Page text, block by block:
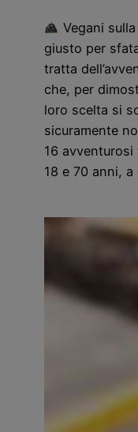
Vegani
giusto per
tratta
che, per
loro scelta si
sicuramente
16
18 e 70 anni,